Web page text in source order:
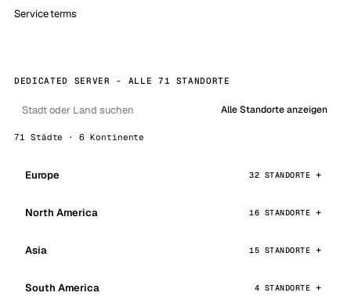
Service terms
DEDICATED SERVER - ALLE 71 STANDORTE
Alle Standorte anzeigen
71 Städte · 6 Kontinente
Europe 32 STANDORTE
North America 16 STANDORTE
Asia 15 STANDORTE
South America 4 STANDORTE